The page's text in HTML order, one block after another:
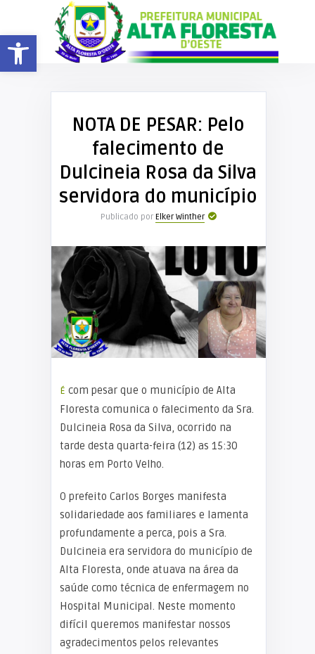
Barra de Ferramentas Aberta
NOTA DE PESAR: Pelo
falecimento de
Dulcineia Rosa da Silva
servidora do município
Publicado por Elker Winther
É com pesar que o município de Alta
Floresta comunica o falecimento da Sra.
Dulcineia Rosa da Silva, ocorrido na
tarde desta quarta-feira (12) as 15:30
horas em Porto Velho.
O prefeito Carlos Borges manifesta
solidariedade aos familiares e lamenta
profundamente a perca, pois a Sra.
Dulcineia era servidora do município de
Alta Floresta, onde atuava na área da
saúde como técnica de enfermagem no
Hospital Municipal. Neste momento
difícil queremos manifestar nossos
agradecimentos pelos relevantes